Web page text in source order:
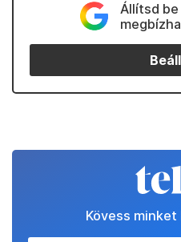
Állítsd
Kövess minket